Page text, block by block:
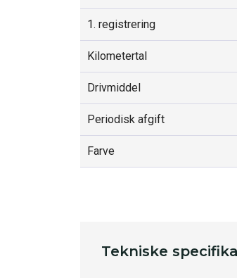
1. registrering
Kilometertal
Drivmiddel
Periodisk afgift
Farve
Tekniske